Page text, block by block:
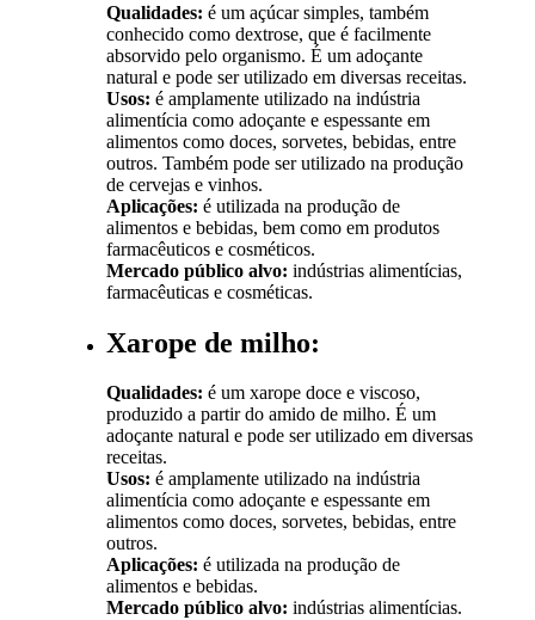
Qualidades: é um açúcar simples, também
conhecido como dextrose, que é facilmente
absorvido pelo organismo. É um adoçante
natural e pode ser utilizado em diversas receitas.
Usos: é amplamente utilizado na indústria
alimentícia como adoçante e espessante em
alimentos como doces, sorvetes, bebidas, entre
outros. Também pode ser utilizado na produção
de cervejas e vinhos.
Aplicações: é utilizada na produção de
alimentos e bebidas, bem como em produtos
farmacêuticos e cosméticos.
Mercado público alvo: indústrias alimentícias,
farmacêuticas e cosméticas.
Xarope de milho:
Qualidades: é um xarope doce e viscoso,
produzido a partir do amido de milho. É um
adoçante natural e pode ser utilizado em diversas
receitas.
Usos: é amplamente utilizado na indústria
alimentícia como adoçante e espessante em
alimentos como doces, sorvetes, bebidas, entre
outros.
Aplicações: é utilizada na produção de
alimentos e bebidas.
Mercado público alvo: indústrias alimentícias.